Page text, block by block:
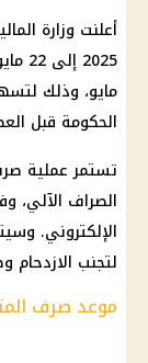
أعلنت وزارة
مايو، وذلك
الحكومة قبل
الصراف الآلي،
الإلكتروني.
لتجنب
موعد صرف